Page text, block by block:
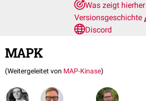
Was zeigt hierher
Versionsgeschichte
Discord
MAPK
(Weitergeleitet von MAP-Kinase)